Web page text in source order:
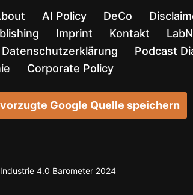
AI Policy DeCo
Imprint Kontakt
Datenschutzerklärung
Podcast
Corporate Policy
Google Quelle speichern
4.0 Barometer 2024